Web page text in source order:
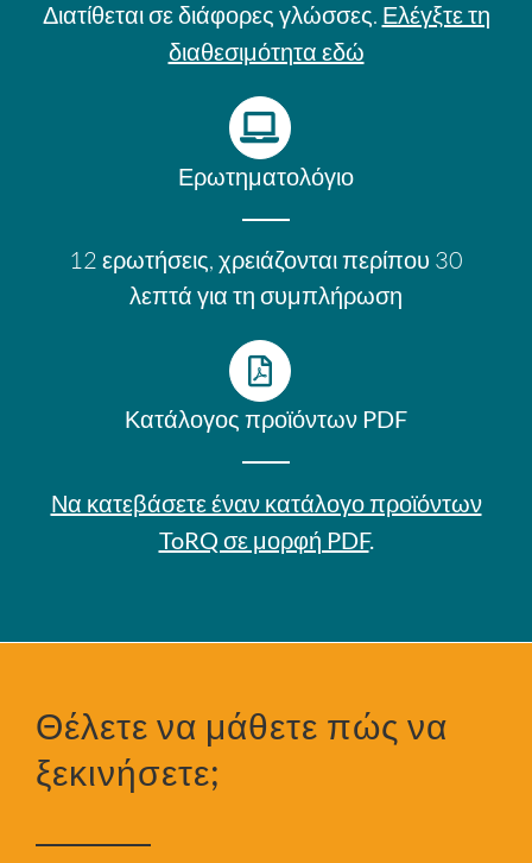
Διατίθεται σε διάφορες γλώσσες. Ελέγξτε τη
διαθεσιμότητα εδώ
Ερωτηματολόγιο
12 ερωτήσεις, χρειάζονται περίπου 30
λεπτά για τη συμπλήρωση
Κατάλογος προϊόντων PDF
Να κατεβάσετε έναν κατάλογο προϊόντων
ToRQ σε μορφή PDF.
Θέλετε να μάθετε πώς να
ξεκινήσετε;